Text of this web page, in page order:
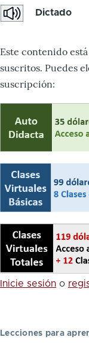
Dictado
Este contenido
suscritos. Puedes
suscripción:
Inicie sesión o
Lecciones para